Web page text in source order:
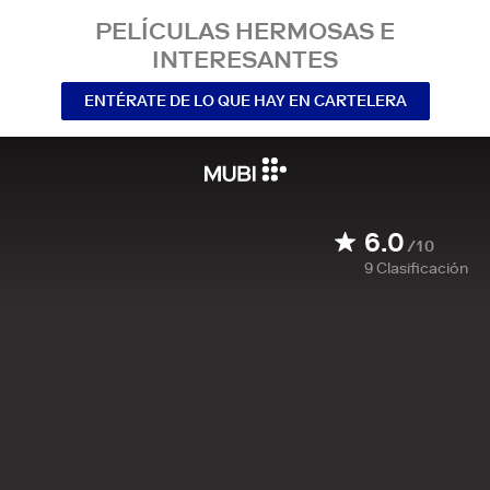
PELÍCULAS HERMOSAS E
INTERESANTES
ENTÉRATE DE LO QUE HAY EN CARTELERA
6.0/10
9Clasificación